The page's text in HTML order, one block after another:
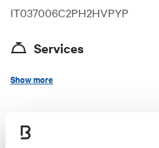
IT037006C2PH2HVPYP
Services
coffee maker, kettle, pots and
Two smart TVs and free Wifi
Show more
Images